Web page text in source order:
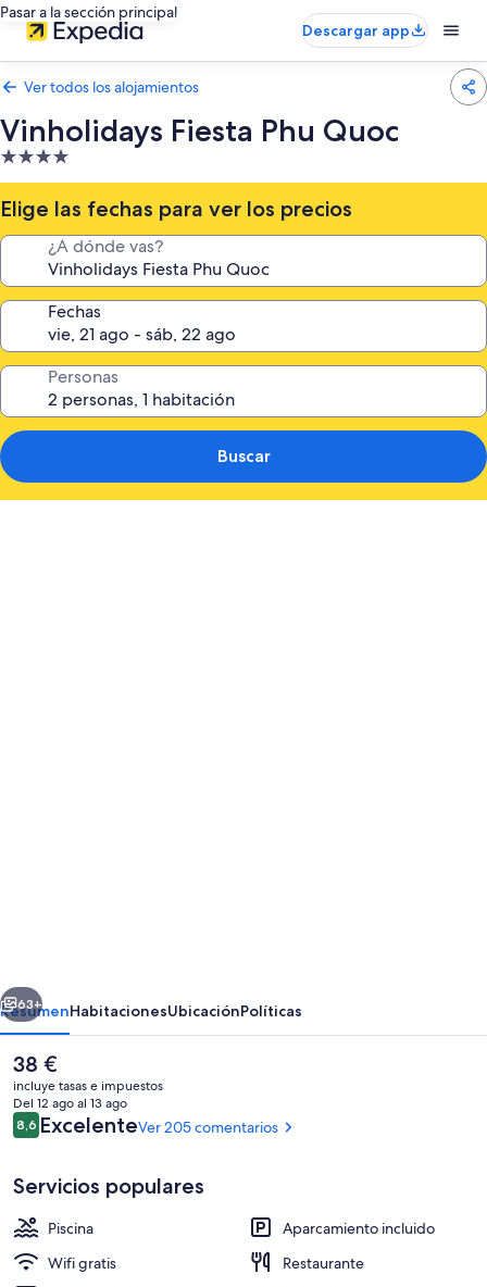
Pasar a la sección principal
Descargar app
Ver todos los alojamientos
Vinholidays Fiesta Phu Quoc
Alojamiento
de
4.0 estrellas
Elige las fechas para ver los precios
¿A dónde vas?
Fechas
Personas
Buscar
Exterior
Siguiente
63+
ResumenHabitacionesUbicaciónPolíticas
El
precio
actual
es
de
38 €
incluye tasas e impuestos
Del 12 ago al 13 ago
Comentarios
8,68,6 de 10
ExcelenteVer 205 comentarios
Servicios populares
Piscina
Aparcamiento incluido
Wifi gratis
Restaurante